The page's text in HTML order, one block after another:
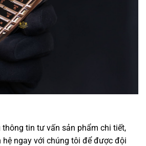
tin tư vấn sản phẩm chi tiết,
hệ ngay với chúng tôi để được đội